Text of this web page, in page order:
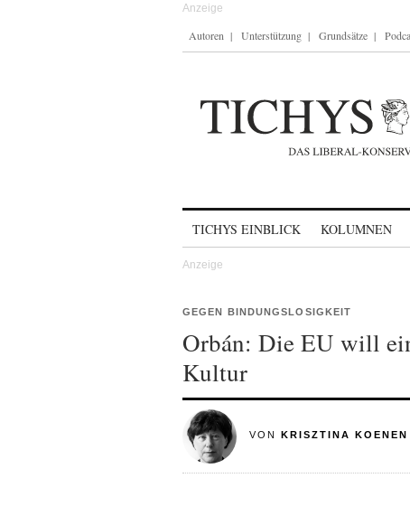
Autoren Unterstützung Grundsätze
TICHYS EINBLICK KOLUMNEN
GEGEN BINDUNGSLOSIGKEIT
Orbán: Die EU will
Kultur
VON KRISZTINA KOENEN